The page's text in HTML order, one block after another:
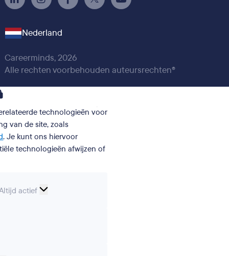
Nederland
Careerminds, 2026
Alle rechten voorbehouden auteursrechten®
technologieën voor
van de site, zoals
. Je kunt ons hiervoor
technologieën afwijzen of
actief